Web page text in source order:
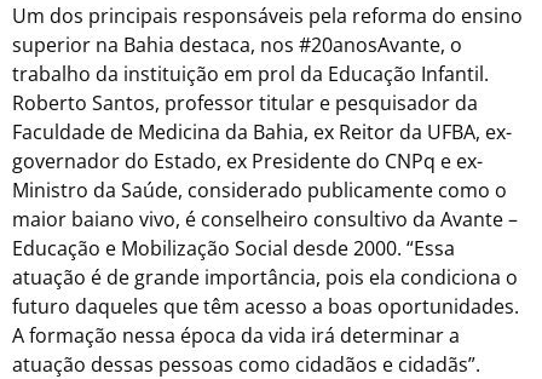
Um dos principais responsáveis pela reforma do ensino
superior na Bahia destaca, nos #20anosAvante, o
trabalho da instituição em prol da Educação Infantil.
Roberto Santos, professor titular e pesquisador da
Faculdade de Medicina da Bahia, ex Reitor da UFBA, ex-
governador do Estado, ex Presidente do CNPq e ex-
Ministro da Saúde, considerado publicamente como o
maior baiano vivo, é conselheiro consultivo da Avante –
Educação e Mobilização Social desde 2000. “Essa
atuação é de grande importância, pois ela condiciona o
futuro daqueles que têm acesso a boas oportunidades.
A formação nessa época da vida irá determinar a
atuação dessas pessoas como cidadãos e cidadãs”.